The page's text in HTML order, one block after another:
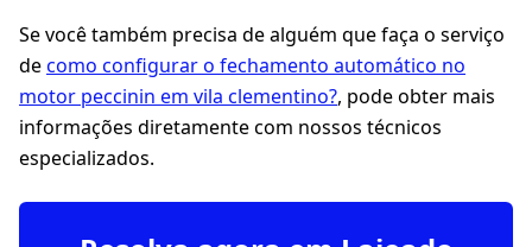
Se você também precisa de alguém que faça o serviço
decomo configurar o fechamento automático no
motor peccinin em vila clementino?, pode obter mais
informações diretamente com nossos técnicos
especializados.